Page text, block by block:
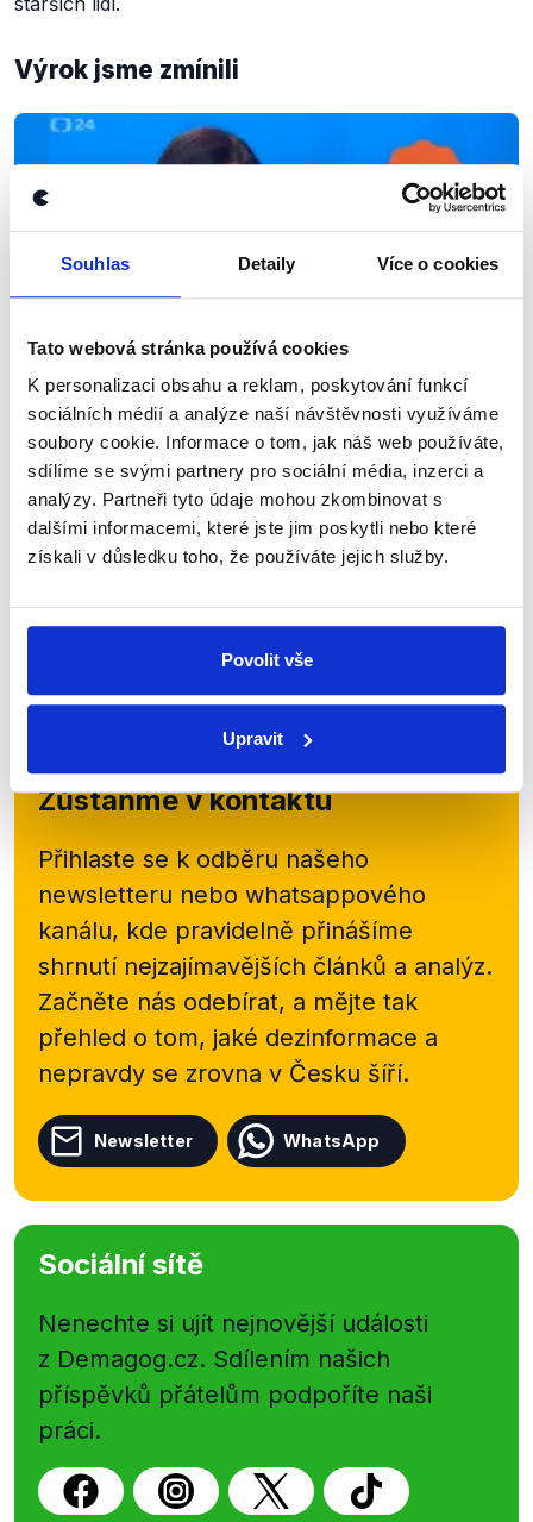
Souhlas Detaily Více o cookies
Tato webová stránka používá cookies
K personalizaci obsahu a reklam, poskytování funkcí
sociálních médií a analýze naší návštěvnosti využíváme
soubory cookie. Informace o tom, jak náš web používáte,
sdílíme se svými partnery pro sociální média, inzerci a
analýzy. Partneři tyto údaje mohou zkombinovat s
dalšími informacemi, které jste jim poskytli nebo které
získali v důsledku toho, že používáte jejich služby.
Povolit vše
Upravit
Výrok jsme zmínili
OVĚŘENO
Strategická komunikace Heleny
Langšádlové
10. prosince 2021
Kandidátka na post ministryně pro vědu a výzkum v
ČT24. Pojem strategická komunikace zazněl v
rozhovoru celkem 19×, samotné slovo komunikace...
Zůstaňme v kontaktu
Přihlaste se k odběru našeho
newsletteru nebo whatsappového
kanálu, kde pravidelně přinášíme
shrnutí nejzajímavějších článků a analýz.
Začněte nás odebírat, a mějte tak
přehled o tom, jaké dezinformace a
nepravdy se zrovna v Česku šíří.
Newsletter WhatsApp
Sociální sítě
Nenechte si ujít nejnovější události
z Demagog.cz. Sdílením našich
příspěvků přátelům podpoříte naši
práci.